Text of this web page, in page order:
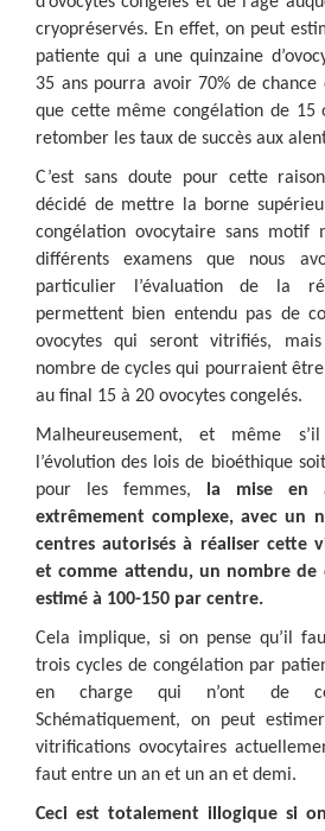
cryopréservés. En effet, on peut
patiente qui a une quinzaine
35 ans pourra avoir 70% de chance
que cette même congélation de 15
retomber les taux de succès aux
C’est sans doute pour cette
décidé de mettre la borne
congélation ovocytaire sans motif
différents examens que nous
particulier l’évaluation de la
permettent bien entendu pas de
ovocytes qui seront vitrifiés,
nombre de cycles qui pourraient
au final 15 à 20 ovocytes congelés.
Malheureusement, et même
l’évolution des lois de bioéthique
pour les femmes,
la mise en
extrêmement complexe, avec un
centres autorisés à réaliser cette
et comme attendu, un nombre de
estimé à 100-150 par centre.
Cela implique, si on pense qu’il
trois cycles de congélation par
en charge qui n’ont de
Schématiquement, on peut
vitrifications ovocytaires
faut entre un an et un an et demi.
Ceci est totalement illogique si